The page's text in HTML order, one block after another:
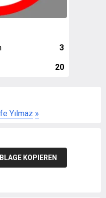
3
20
Yılmaz »
KOPIEREN